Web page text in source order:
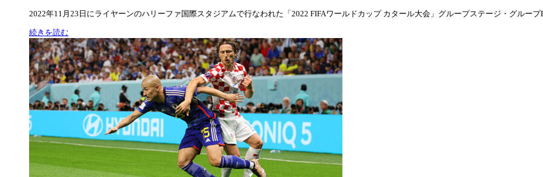
2022年11月23日にライヤーンのハリーファ国際スタジアムで行なわれた「2022 FIFAワールドカップ カタール大会」グループステージ・グループ
続きを読む